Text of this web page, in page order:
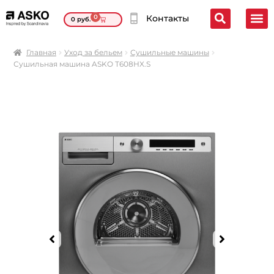
0руб. 0 Контакты
Главная Уход за бельем
Сушильные машины
Сушильная машина ASKO T608HX.S